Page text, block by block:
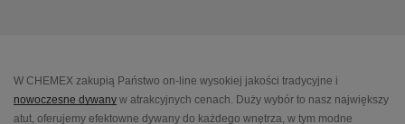
W CHEMEX zakupią Państwo on-line wysokiej jakości tradycyjne i
nowoczesne dywany w atrakcyjnych cenach. Duży wybór to nasz największy
atut, oferujemy efektowne dywany do każdego wnętrza, w tym modne